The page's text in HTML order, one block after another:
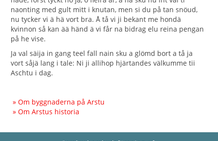
naonting med gult mitt i knutan, men si du på tan snöud,
nu tycker vi ä hä vort bra. Å tå vi ji bekant me hondä
kvinnon så kan ää händ ä vi får na bidrag elu reina pengan
på he vise.
Ja val säija in gang teel fall nain sku a glömd bort a tå ja
vort såjä lang i tale: Ni ji allihop hjärtandes välkumme tii
Aschtu i dag.
» Om byggnaderna på Arstu
» Om Arstus historia